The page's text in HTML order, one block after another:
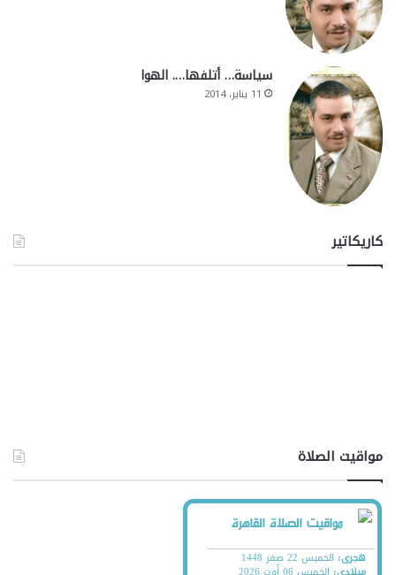
سياسة… أتلفها…. الهوا
11 يناير، 2014
كاريكاتير
مواقيت الصلاة